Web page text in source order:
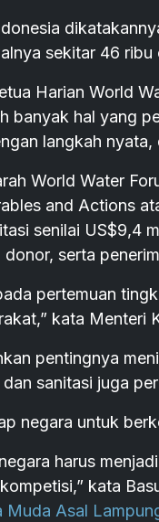
sekitar 46
Harian World
banyak hal yang
langkah
World Water
and Actions
senilai US$9,4
serta
pertemuan
kata Menteri
pentingnya
sanitasi juga
negara untuk
harus
kata
Asal